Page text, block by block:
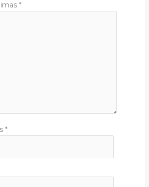
*
*